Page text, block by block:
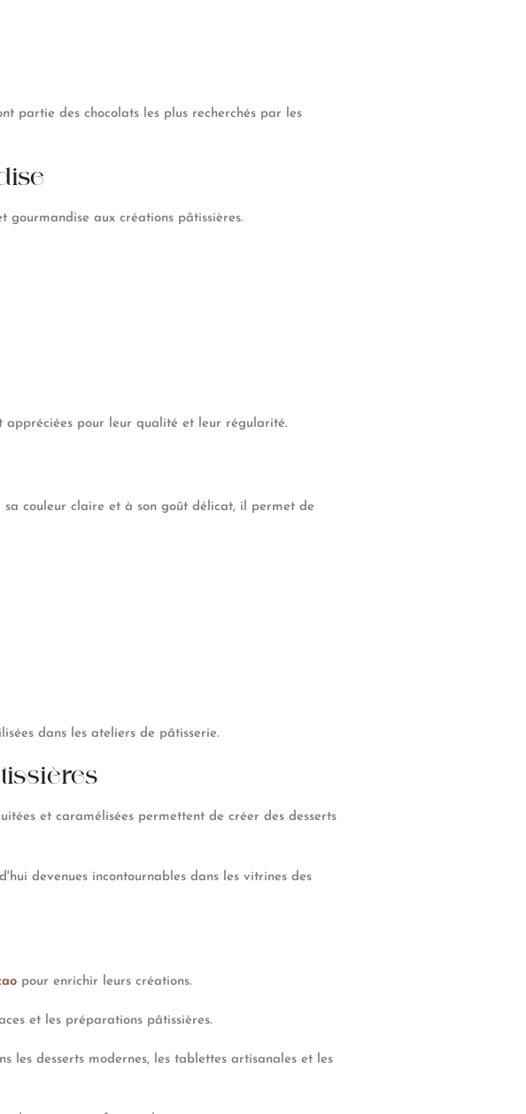
partie des chocolats les plus recherchés par les
aux créations pâtissières.
appréciées pour leur qualité et leur régularité.
couleur claire et à son goût délicat, il permet de
dans les ateliers de pâtisserie.
et caramélisées permettent de créer des desserts
devenues incontournables dans les vitrines des
pour enrichir leurs créations.
et les préparations pâtissières.
desserts modernes, les tablettes artisanales et les